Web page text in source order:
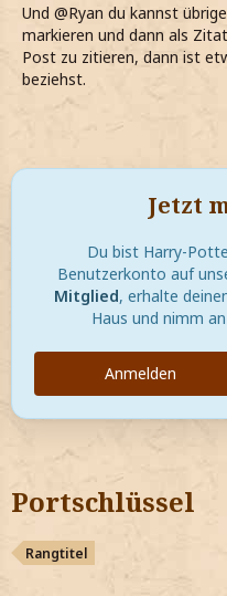
Und @Ryan du kannst
markieren und dann als
Post zu zitieren, dann ist
beziehst.
Jetzt
Du bist Harry-
Benutzerkonto auf
Mitglied, erhalte
Haus und nimm
Anmelden
Portschlüssel
Rangtitel